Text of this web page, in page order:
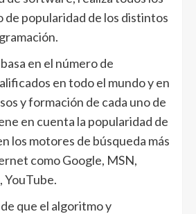
de popularidad de los distintos
en el número de
en todo el mundo y en
y formación de cada uno de
en cuenta la popularidad de
los motores de búsqueda más
como Google, MSN,
YouTube.
que el algoritmo y